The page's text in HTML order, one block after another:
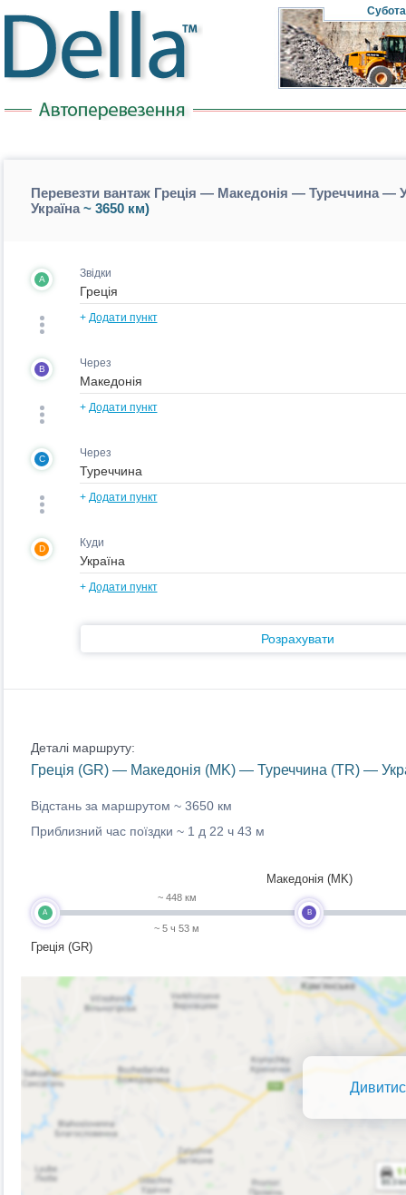
Субота
Перевезти вантаж Греція — Македонія — Туреччина —
Україна~ 3650 км)
A Звідки
+ Додати пункт
B Через
+ Додати пункт
C Через
+ Додати пункт
D Куди
+ Додати пункт
Розрахувати
Деталі маршруту:
Греція (GR) — Македонія (MK) — Туреччина (TR) —
Відстань за маршрутом ~ 3650 км
Приблизний час поїздки ~ 1 д 22 ч 43 м
A
Греція (GR)
~ 448 км
~ 5 ч 53 м
B
Македонія (MK)